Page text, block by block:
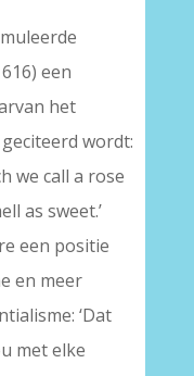
een
het
wordt:
we call a rose
as sweet.’
een positie
en meer
‘Dat
met elke